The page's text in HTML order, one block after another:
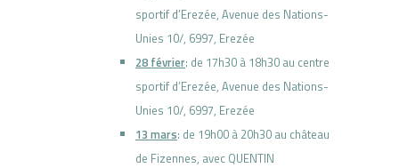
sportif d’Erezée, Avenue des Nations-
Unies 10/, 6997, Erezée
28 février: de 17h30 à 18h30 au centre
sportif d’Erezée, Avenue des Nations-
Unies 10/, 6997, Erezée
13 mars: de 19h00 à 20h30 au château
de Fizennes, avec QUENTIN